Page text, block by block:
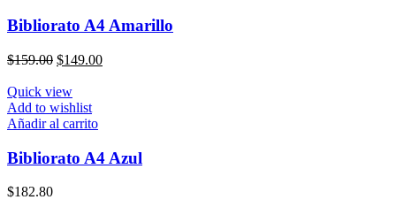
Bibliorato A4 Amarillo
$159.00 El
original
era:
$159.00.
$149.00El
Quick view
Add to wishlist
Añadir al carrito
Bibliorato A4 Azul
$182.80